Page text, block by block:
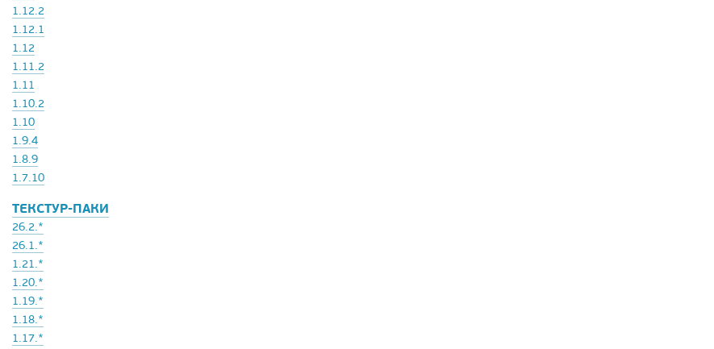
1.12.2
1.12.1
1.12
1.11.2
1.11
1.10.2
1.10
1.9.4
1.8.9
1.7.10
ТЕКСТУР-ПАКИ
26.2.*
26.1.*
1.21.*
1.20.*
1.19.*
1.18.*
1.17.*